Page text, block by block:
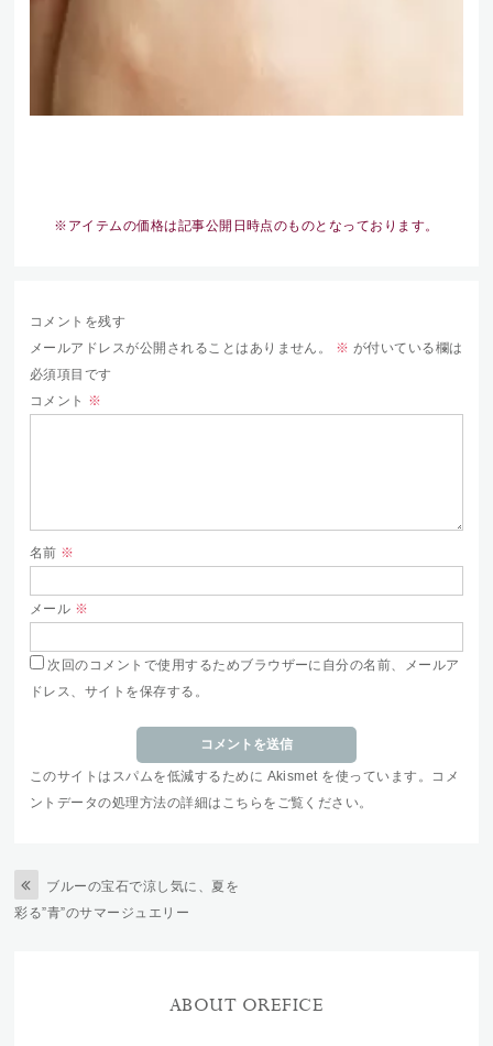
※アイテムの価格は記事公開日時点のものとなっております。
コメントを残す
メールアドレスが公開されることはありません。
※ が付いている欄は
必須項目です
コメント ※
名前 ※
メール ※
次回のコメントで使用するためブラウザーに自分の名前、メールア
ドレス、サイトを保存する。
このサイトはスパムを低減するために Akismet を使っています。
コメ
ントデータの処理方法の詳細はこちらをご覧ください。
ブルーの宝石で涼し気に、夏を
彩る”青”のサマージュエリー
ABOUT OREFICE